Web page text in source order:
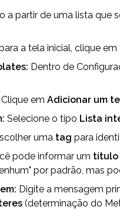
a partir de uma lista que
a tela inicial, clique em
Clique em Adicionar um
Selecione o tipo Lista
uma tag para
pode informar um título
por padrão, mas
Digite a mensagem
(determinação do